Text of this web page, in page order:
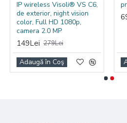
IP wireless Visoli® VS C6,
de exterior, night vision
color, Full HD 1080p,
camera 2.0 MP
149Lei 279Lei
Adaugă în Coş